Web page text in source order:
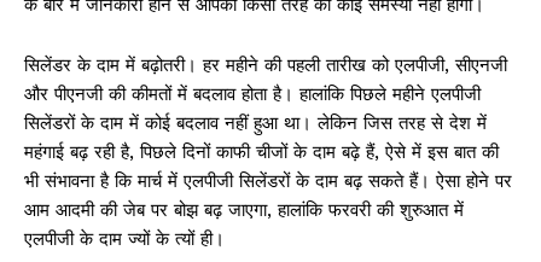
के बारे में जानकारी होने से आपको किसी तरह की कोई समस्या नहीं होगी।
सिलेंडर के दाम में बढ़ोतरी। हर महीने की पहली तारीख को एलपीजी, सीएनजी
और पीएनजी की कीमतों में बदलाव होता है। हालांकि पिछले महीने एलपीजी
सिलेंडरों के दाम में कोई बदलाव नहीं हुआ था। लेकिन जिस तरह से देश में
महंगाई बढ़ रही है, पिछले दिनों काफी चीजों के दाम बढ़े हैं, ऐसे में इस बात की
भी संभावना है कि मार्च में एलपीजी सिलेंडरों के दाम बढ़ सकते हैं। ऐसा होने पर
आम आदमी की जेब पर बोझ बढ़ जाएगा, हालांकि फरवरी की शुरुआत में
एलपीजी के दाम ज्यों के त्यों ही।